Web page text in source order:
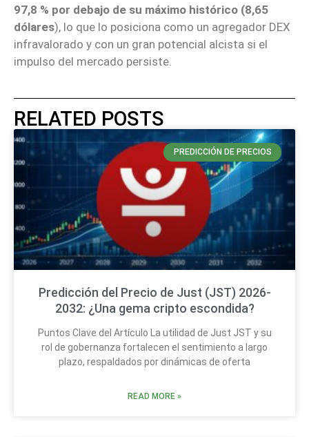
97,8 % por debajo de su máximo histórico (8,65
dólares), lo que lo posiciona como un agregador DEX
infravalorado y con un gran potencial alcista si el
impulso del mercado persiste.
RELATED POSTS
PREDICCIÓN DE PRECIOS
Predicción del Precio de Just (JST) 2026-
2032: ¿Una gema cripto escondida?
Puntos Clave del Artículo La utilidad de Just JST y su
rol de gobernanza fortalecen el sentimiento a largo
plazo, respaldados por dinámicas de oferta
READ MORE »